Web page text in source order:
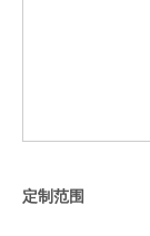
定制范围